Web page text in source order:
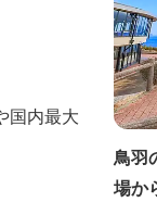
国内最大
鳥羽
場か